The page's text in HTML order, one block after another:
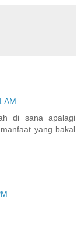
AM
di sana apalagi
yang bakal